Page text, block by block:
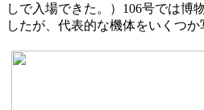
しで入場できた。）106号では博
したが、代表的な機体をいくつか